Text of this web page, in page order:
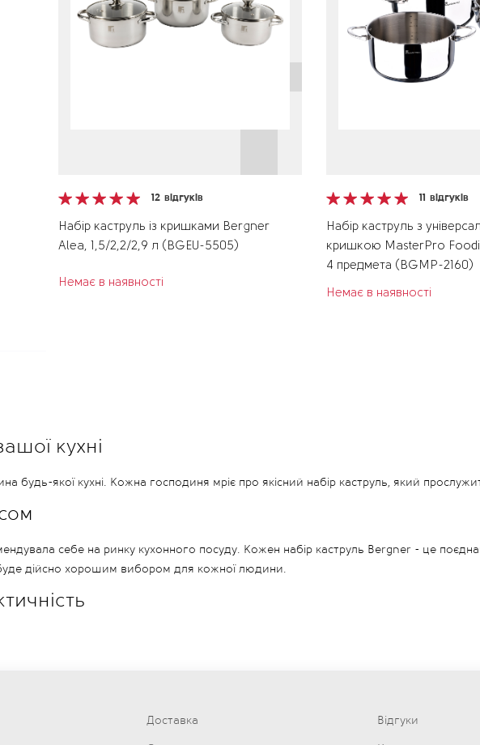
12 відгуків
Набір каструль із кришками Bergner
Alea, 1,5/2,2/2,9 л (BGEU-5505)
Немає в наявності
11 відгуків
Набір каструль з
кришкою MasterPro
4 предмета (BGMP-2160)
Немає в наявності
кухні
будь-якої кухні. Кожна господиня мріє про якісний набір каструль, який
себе на ринку кухонного посуду. Кожен набір каструль Bergner - це
дійсно хорошим вибором для кожної людини.
що дає змогу готувати найрізноманітніші страви. Каструля на 20 літрів
вашою плитою.
розподіл тепла, що дає змогу стравам готуватися швидше і зберігати
Доставка Відгуки